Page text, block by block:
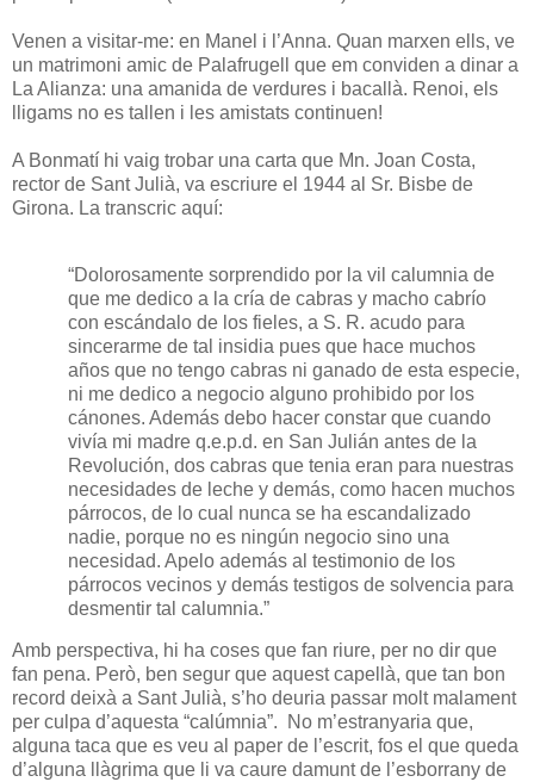
Venen a visitar-me: en Manel i l’Anna. Quan marxen ells, ve
un matrimoni amic de Palafrugell que em conviden a dinar a
La Alianza: una amanida de verdures i bacallà. Renoi, els
lligams no es tallen i les amistats continuen!
A Bonmatí hi vaig trobar una carta que Mn. Joan Costa,
rector de Sant Julià, va escriure el 1944 al Sr. Bisbe de
Girona. La transcric aquí:
“Dolorosamente sorprendido por la vil calumnia de
que me dedico a la cría de cabras y macho cabrío
con escándalo de los fieles, a S. R. acudo para
sincerarme de tal insidia pues que hace muchos
años que no tengo cabras ni ganado de esta especie,
ni me dedico a negocio alguno prohibido por los
cánones. Además debo hacer constar que cuando
vivía mi madre q.e.p.d. en San Julián antes de la
Revolución, dos cabras que tenia eran para nuestras
necesidades de leche y demás, como hacen muchos
párrocos, de lo cual nunca se ha escandalizado
nadie, porque no es ningún negocio sino una
necesidad. Apelo además al testimonio de los
párrocos vecinos y demás testigos de solvencia para
desmentir tal calumnia.”
Amb perspectiva, hi ha coses que fan riure, per no dir que
fan pena. Però, ben segur que aquest capellà, que tan bon
record deixà a Sant Julià, s’ho deuria passar molt malament
per culpa d’aquesta “calúmnia”.
No m’estranyaria que,
alguna taca que es veu al paper de l’escrit, fos el que queda
d’alguna llàgrima que li va caure damunt de l’esborrany de